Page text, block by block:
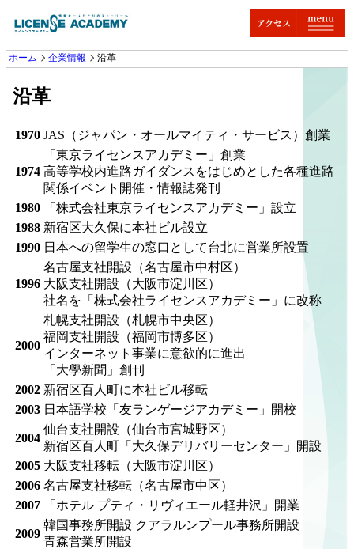
ホーム 企業情報 沿革
沿革
1970 JAS（ジャパン・オールマイティ・サービス）創業
1974
「東京ライセンスアカデミー」創業
高等学校内進路ガイダンスをはじめとした各種進路
関係イベント開催・情報誌発刊
1980
「株式会社東京ライセンスアカデミー」設立
1988 新宿区大久保に本社ビル設立
1990 日本への留学生の窓口として台北に営業所設置
1996
名古屋支社開設（名古屋市中村区）
大阪支社開設（大阪市淀川区）
社名を「株式会社ライセンスアカデミー」に改称
2000
札幌支社開設（札幌市中央区）
福岡支社開設（福岡市博多区）
インターネット事業に意欲的に進出
「大學新聞」創刊
2002 新宿区百人町に本社ビル移転
2003 日本語学校「友ランゲージアカデミー」開校
2004
仙台支社開設（仙台市宮城野区）
新宿区百人町「大久保デリバリーセンター」開設
2005 大阪支社移転（大阪市淀川区）
2006 名古屋支社移転（名古屋市中区）
2007
「ホテル プティ・リヴィエール軽井沢」開業
2009
韓国事務所開設 クアラルンプール事務所開設
青森営業所開設